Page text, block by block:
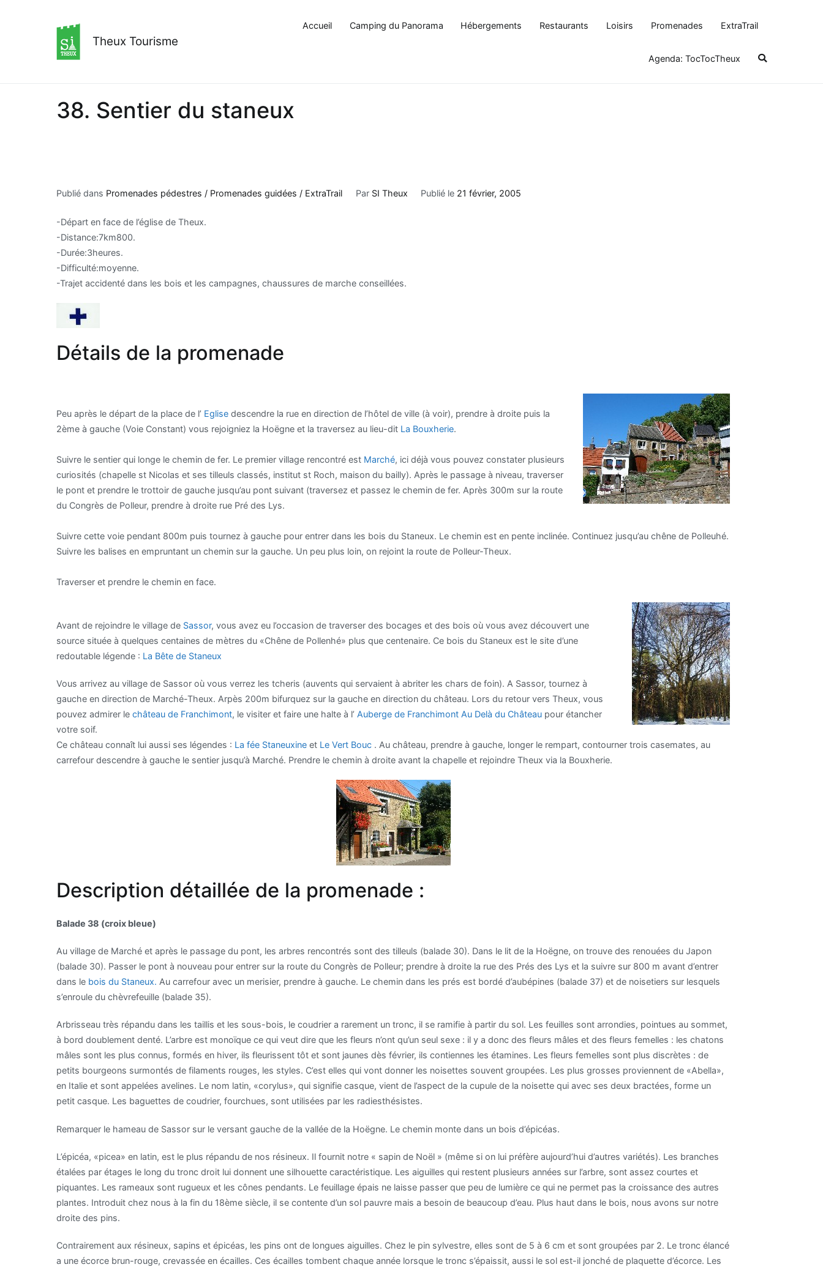
Theux Tourisme
Accueil Camping du Panorama Hébergements Restaurants Loisirs Promenades ExtraTrail
Agenda: TocTocTheux
38. Sentier du staneux
Publié dans Promenades pédestres / Promenades guidées / ExtraTrail Par SI Theux Publié le 21 février, 2005
-Départ en face de l’église de Theux.
-Distance:7km800.
-Durée:3heures.
-Difficulté:moyenne.
-Trajet accidenté dans les bois et les campagnes, chaussures de marche conseillées.
Détails de la promenade
Peu après le départ de la place de l’ Eglise descendre la rue en direction de l’hôtel de ville (à voir), prendre à droite puis la
2ème à gauche (Voie Constant) vous rejoigniez la Hoëgne et la traversez au lieu-dit La Bouxherie.
Suivre le sentier qui longe le chemin de fer. Le premier village rencontré est Marché, ici déjà vous pouvez constater plusieurs
curiosités (chapelle st Nicolas et ses tilleuls classés, institut st Roch, maison du bailly). Après le passage à niveau, traverser
le pont et prendre le trottoir de gauche jusqu’au pont suivant (traversez et passez le chemin de fer. Après 300m sur la route
du Congrès de Polleur, prendre à droite rue Pré des Lys.
Suivre cette voie pendant 800m puis tournez à gauche pour entrer dans les bois du Staneux. Le chemin est en pente inclinée. Continuez jusqu’au chêne de Polleuhé.
Suivre les balises en empruntant un chemin sur la gauche. Un peu plus loin, on rejoint la route de Polleur-Theux.
Traverser et prendre le chemin en face.
Avant de rejoindre le village de Sassor, vous avez eu l’occasion de traverser des bocages et des bois où vous avez découvert une
source située à quelques centaines de mètres du «Chêne de Pollenhé» plus que centenaire. Ce bois du Staneux est le site d’une
redoutable légende : La Bête de Staneux
Vous arrivez au village de Sassor où vous verrez les tcheris (auvents qui servaient à abriter les chars de foin). A Sassor, tournez à
gauche en direction de Marché-Theux. Arpès 200m bifurquez sur la gauche en direction du château. Lors du retour vers Theux, vous
pouvez admirer le château de Franchimont, le visiter et faire une halte à l’ Auberge de Franchimont Au Delà du Château pour étancher
votre soif.
Ce château connaît lui aussi ses légendes : La fée Staneuxine et Le Vert Bouc . Au château, prendre à gauche, longer le rempart, contourner trois casemates, au
carrefour descendre à gauche le sentier jusqu’à Marché. Prendre le chemin à droite avant la chapelle et rejoindre Theux via la Bouxherie.
Description détaillée de la promenade :
Balade 38 (croix bleue)
Au village de Marché et après le passage du pont, les arbres rencontrés sont des tilleuls (balade 30). Dans le lit de la Hoëgne, on trouve des renouées du Japon
(balade 30). Passer le pont à nouveau pour entrer sur la route du Congrès de Polleur; prendre à droite la rue des Prés des Lys et la suivre sur 800 m avant d’entrer
dans le bois du Staneux. Au carrefour avec un merisier, prendre à gauche. Le chemin dans les prés est bordé d’aubépines (balade 37) et de noisetiers sur lesquels
s’enroule du chèvrefeuille (balade 35).
Arbrisseau très répandu dans les taillis et les sous-bois, le coudrier a rarement un tronc, il se ramifie à partir du sol. Les feuilles sont arrondies, pointues au sommet,
à bord doublement denté. L’arbre est monoïque ce qui veut dire que les fleurs n’ont qu’un seul sexe : il y a donc des fleurs mâles et des fleurs femelles : les chatons
mâles sont les plus connus, formés en hiver, ils fleurissent tôt et sont jaunes dès février, ils contiennes les étamines. Les fleurs femelles sont plus discrètes : de
petits bourgeons surmontés de filaments rouges, les styles. C’est elles qui vont donner les noisettes souvent groupées. Les plus grosses proviennent de «Abella»,
en Italie et sont appelées avelines. Le nom latin, «corylus», qui signifie casque, vient de l’aspect de la cupule de la noisette qui avec ses deux bractées, forme un
petit casque. Les baguettes de coudrier, fourchues, sont utilisées par les radiesthésistes.
Remarquer le hameau de Sassor sur le versant gauche de la vallée de la Hoëgne. Le chemin monte dans un bois d’épicéas.
L’épicéa, «picea» en latin, est le plus répandu de nos résineux. Il fournit notre « sapin de Noël » (même si on lui préfère aujourd’hui d’autres variétés). Les branches
étalées par étages le long du tronc droit lui donnent une silhouette caractéristique. Les aiguilles qui restent plusieurs années sur l’arbre, sont assez courtes et
piquantes. Les rameaux sont rugueux et les cônes pendants. Le feuillage épais ne laisse passer que peu de lumière ce qui ne permet pas la croissance des autres
plantes. Introduit chez nous à la fin du 18ème siècle, il se contente d’un sol pauvre mais a besoin de beaucoup d’eau. Plus haut dans le bois, nous avons sur notre
droite des pins.
Contrairement aux résineux, sapins et épicéas, les pins ont de longues aiguilles. Chez le pin sylvestre, elles sont de 5 à 6 cm et sont groupées par 2. Le tronc élancé
a une écorce brun-rouge, crevassée en écailles. Ces écailles tombent chaque année lorsque le tronc s’épaissit, aussi le sol est-il jonché de plaquette d’écorce. Les